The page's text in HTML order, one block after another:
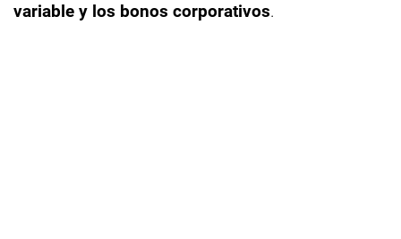
variable y los bonos corporativos.